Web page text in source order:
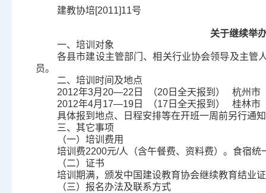
建教协培[2011]11号
关于继续举
一、培训对象
各县市建设主管部门、相关行业协会领导及主管
员。
二、培训时间及地点
2012年3月 20—22 日 （20 日全天报到）
杭州市
2012年4月 17—19 日 （17 日全天报到）
桂林市
具体报到地点、日程安排等在开班一周前另行通
三、其它事项
（一）培训费用
培训费2200元/人（含午餐费、资料费）。食宿
（二）证书
培训期满，颁发中国建设教育协会继续教育结业
（三）报名办法及联系方式